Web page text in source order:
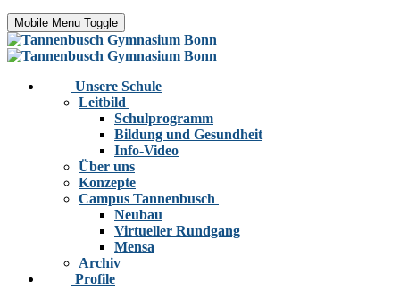
Mobile Menu Toggle
Unsere Schule
Leitbild
Schulprogramm
Bildung und Gesundheit
Info-Video
Über uns
Konzepte
Campus Tannenbusch
Neubau
Virtueller Rundgang
Mensa
Archiv
Profile